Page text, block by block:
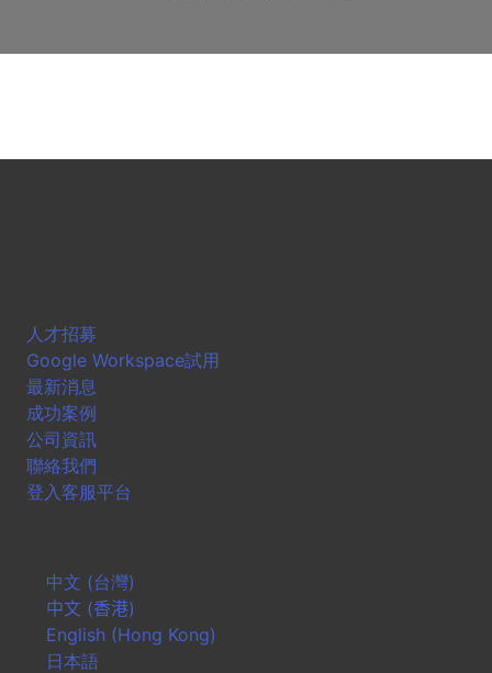
人才招募
Google Workspace試用
最新消息
成功案例
公司資訊
聯絡我們
登入客服平台
中文 (台灣)
中文 (香港)
English (Hong Kong)
日本語